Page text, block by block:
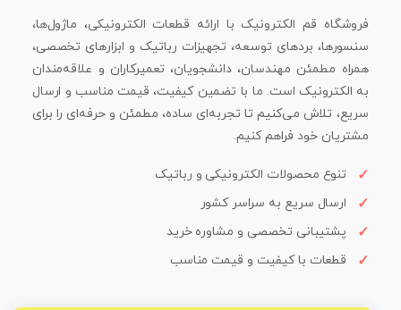
فروشگاه قم الکترونیک با ارائه قطعات الکترونیکی، ماژول‌ها،
سنسورها، بردهای توسعه، تجهیزات رباتیک و ابزارهای تخصصی،
همراه مطمئن مهندسان، دانشجویان، تعمیرکاران و علاقه‌مندان
به الکترونیک است. ما با تضمین کیفیت، قیمت مناسب و ارسال
سریع، تلاش می‌کنیم تا تجربه‌ای ساده، مطمئن و حرفه‌ای را برای
مشتریان خود فراهم کنیم.
تنوع محصولات الکترونیکی و رباتیک
ارسال سریع به سراسر کشور
پشتیبانی تخصصی و مشاوره خرید
قطعات با کیفیت و قیمت مناسب